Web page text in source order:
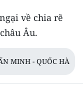
về chia rẽ
Âu.
MINH - QUỐC HÀ